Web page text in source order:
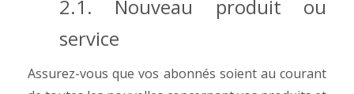
2.1. Nouveau produit ou
service
Assurez-vous que vos abonnés soient au courant